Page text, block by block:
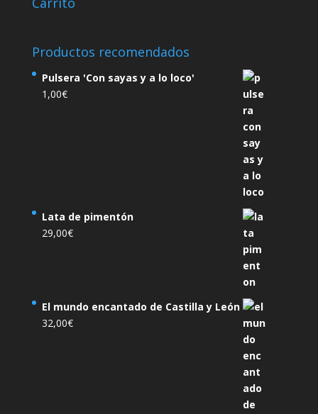
Productos recomendados
Pulsera 'Con sayas y a lo loco'
1,00€
Lata de pimentón
29,00€
El mundo encantado de Castilla y León
32,00€